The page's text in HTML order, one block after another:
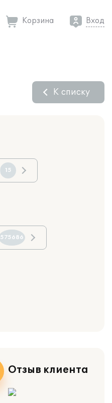
Корзина Вход
К списку
15
575686
Отзыв клиента